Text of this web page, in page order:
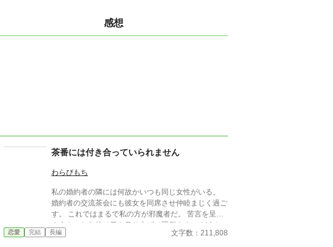
感想
茶番には付き合っていられません
わらびもち
私の婚約者の隣には何故かいつも同じ女性がいる。
婚約者の交流茶会にも彼女を同席させ仲睦まじく過ご
す。 これではまるで私の方が邪魔者だ。 苦言を呈し
ようものなら彼は目を吊り上げて罵倒する。 どうし
て婚約者同士の交流にわざわざ部外者を連れてくるの
恋愛 完結 長編 文字数：211,808